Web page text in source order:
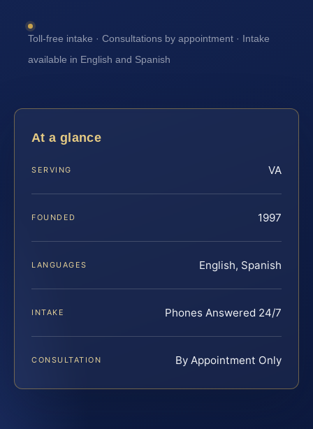
Toll-free intake · Consultations by appointment · Intake
available in English and Spanish
At a glance
SERVING VA
FOUNDED 1997
LANGUAGES English, Spanish
INTAKE Phones Answered 24/7
CONSULTATION By Appointment Only